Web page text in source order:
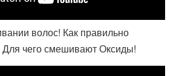
волос! Как правильно
чего смешивают Оксиды!